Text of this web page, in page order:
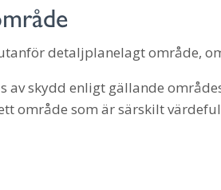
detaljplanelagt område,
skydd enligt gällande
område som är särskilt